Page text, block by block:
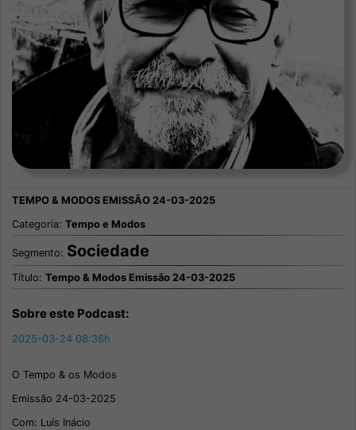
Categoria: Tempo e Modos
Segmento: Sociedade
Título: Tempo & Modos Emissão 24-03-2025
Sobre este Podcast:
2025-03-24 08:36h
O Tempo & os Modos
Emissão 24-03-2025
Com: Luís Inácio